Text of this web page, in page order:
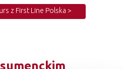
z First Line Polska >